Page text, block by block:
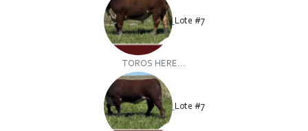
Lote #7
TOROS HERE...
Lote #7